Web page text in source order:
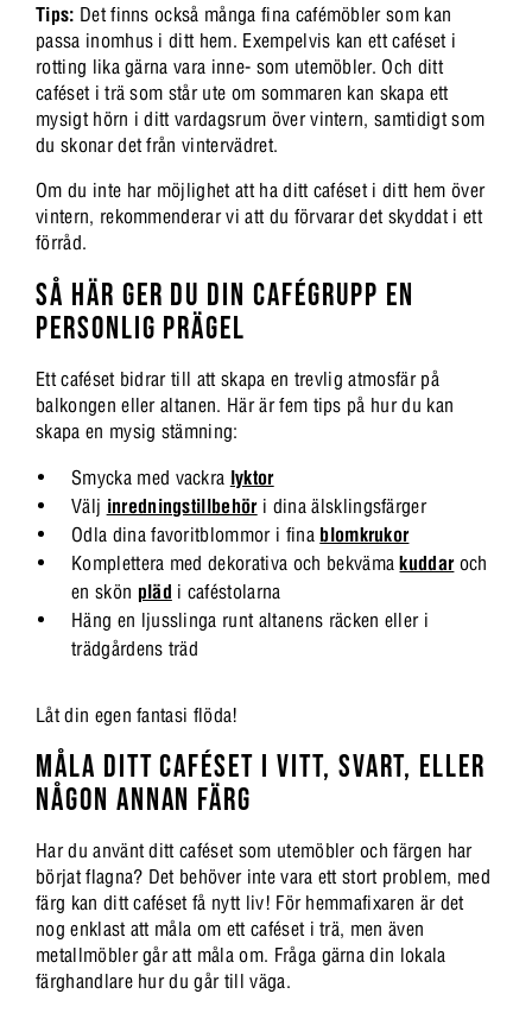
Tips: Det finns också många fina cafémöbler som kan
passa inomhus i ditt hem. Exempelvis kan ett caféset i
rotting lika gärna vara inne- som utemöbler. Och ditt
caféset i trä som står ute om sommaren kan skapa ett
mysigt hörn i ditt vardagsrum över vintern, samtidigt som
du skonar det från vintervädret.
Om du inte har möjlighet att ha ditt caféset i ditt hem över
vintern, rekommenderar vi att du förvarar det skyddat i ett
förråd.
SÅ HÄR GER DU DIN CAFÉGRUPP EN
PERSONLIG PRÄGEL
Ett caféset bidrar till att skapa en trevlig atmosfär på
balkongen eller altanen. Här är fem tips på hur du kan
skapa en mysig stämning:
Smycka med vackra lyktor
Välj inredningstillbehöri dina älsklingsfärger
Odla dina favoritblommor i fina blomkrukor
Komplettera med dekorativa och bekvämakuddaroch
en skön pläd i caféstolarna
Häng en ljusslinga runt altanens räcken eller i
trädgårdens träd
Låt din egen fantasi flöda!
MÅLA DITT CAFÉSET I VITT, SVART, ELLER
NÅGON ANNAN FÄRG
Har du använt ditt caféset som utemöbler och färgen har
börjat flagna? Det behöver inte vara ett stort problem, med
färg kan ditt caféset få nytt liv! För hemmafixaren är det
nog enklast att måla om ett caféset i trä, men även
metallmöbler går att måla om. Fråga gärna din lokala
färghandlare hur du går till väga.